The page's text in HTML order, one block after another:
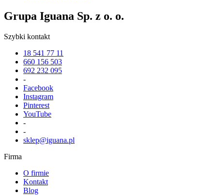
Grupa Iguana Sp. z o. o.
Szybki kontakt
18 541 77 11
660 156 503
692 232 095
-
Facebook
Instagram
Pinterest
YouTube
-
-
sklep@iguana.pl
Firma
O firmie
Kontakt
Blog